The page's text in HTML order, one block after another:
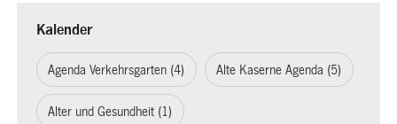
Kalender
Agenda Verkehrsgarten (4) Alte Kaserne Agenda (5)
Alter und Gesundheit (1)